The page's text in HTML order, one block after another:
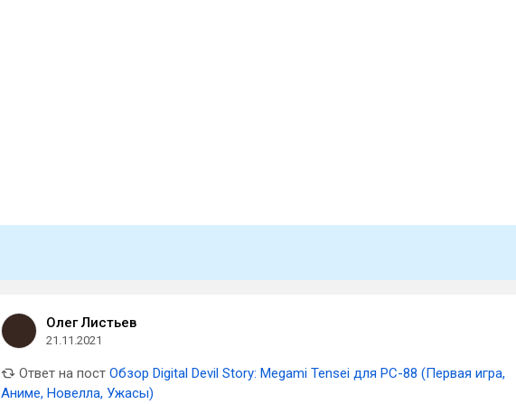
Олег Листьев
21.11.2021
Ответ на пост Обзор Digital Devil Story: Megami Tensei для PC-88 (Первая игра,
Аниме, Новелла, Ужасы)